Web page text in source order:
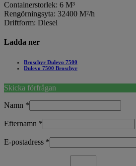
Containerstorlek: 6 M³
Rengörningsyta: 32400 M²/h
Driftform: Diesel
Ladda ner
Broschyr Dulevo 7500
Dulevo 7500 Broschyr
Skicka förfrågan
Namn *
Efternamn *
E-postadress *